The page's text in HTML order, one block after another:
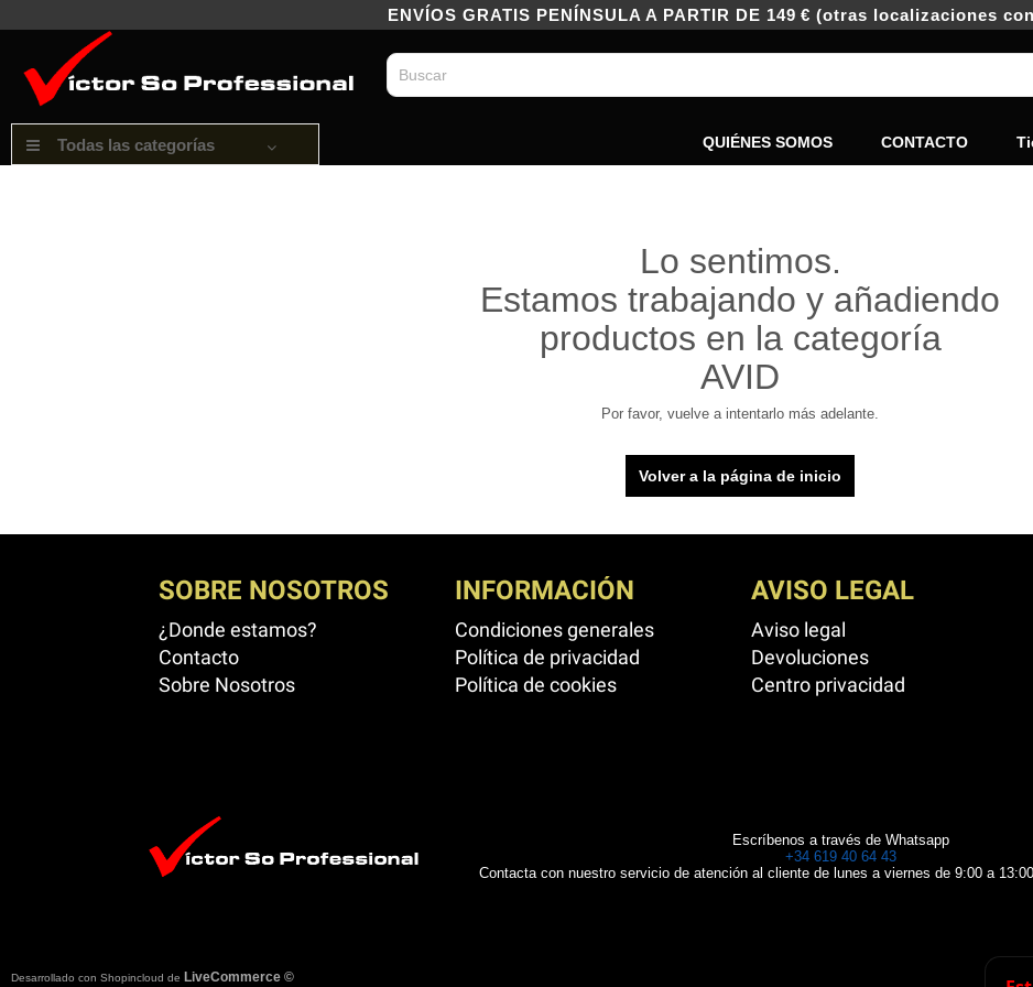
ENVÍOS GRATIS PENÍNSULA A PARTIR DE 149 € (otras localizaciones
Todas las categorías QUIÉNES SOMOS CONTACTO
Lo sentimos.
Estamos trabajando y añadiendo
productos en la categoría
AVID
Por favor, vuelve a intentarlo más adelante.
Volver a la página de inicio
SOBRE NOSOTROS
¿Donde estamos?
Contacto
Sobre Nosotros
INFORMACIÓN
Condiciones generales
Política de privacidad
Política de cookies
AVISO LEGAL
Aviso legal
Devoluciones
Centro privacidad
Escríbenos a través de Whatsapp
+34 619 40 64 43
Contacta con nuestro servicio de atención al cliente de lunes a viernes de 9:00 a
Desarrollado con Shopincloud de LiveCommerce ©